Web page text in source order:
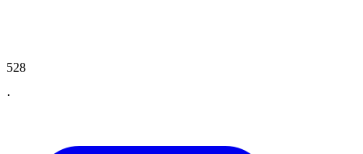
528
·